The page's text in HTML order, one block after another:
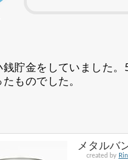
銭貯金をしていました
ものでした。
メタルバ
created by